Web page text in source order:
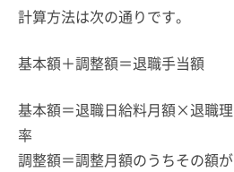
計算方法は次の通りです。
基本額＋調整額＝退職手当額
基本額＝退職日給料月額×退職
率
調整額＝調整月額のうちその額